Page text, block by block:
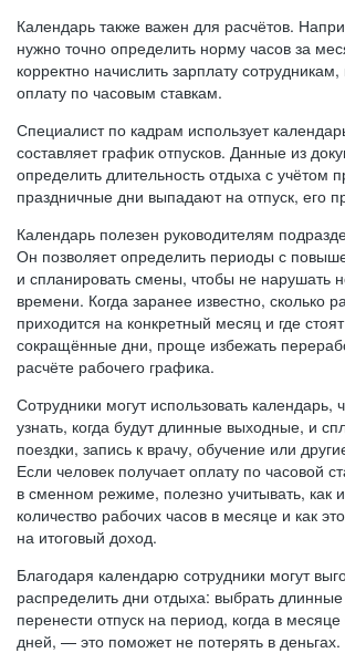
Календарь также важен для расчётов.
нужно точно определить норму часов за
корректно начислить зарплату
оплату по часовым ставкам.
Специалист по кадрам использует
составляет график отпусков. Данные из
определить длительность отдыха с учётом
праздничные дни выпадают на отпуск, его
Календарь полезен руководителям
Он позволяет определить периоды с
и спланировать смены, чтобы не нарушать
времени. Когда заранее известно, сколько
приходится на конкретный месяц и где
сокращённые дни, проще избежать
расчёте рабочего графика.
Сотрудники могут использовать календарь,
узнать, когда будут длинные выходные, и
поездки, запись к врачу, обучение или
Если человек получает оплату по часовой
в сменном режиме, полезно учитывать, как
количество рабочих часов в месяце и как
на итоговый доход.
Благодаря календарю сотрудники могут
распределить дни отдыха: выбрать
перенести отпуск на период, когда в
дней, — это поможет не потерять в деньгах.